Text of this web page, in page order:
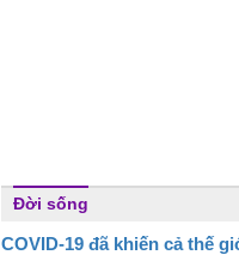
Đời sống
COVID-19 đã khiến cả thế